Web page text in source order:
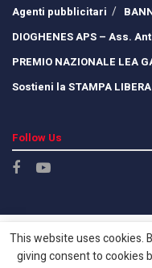
Agenti pubblicitari
DIOGHENES APS – Ass.
PREMIO NAZIONALE LEA
Sostieni la STAMPA LIBERA
Follow Us
This website uses cookies.
giving consent to cookies